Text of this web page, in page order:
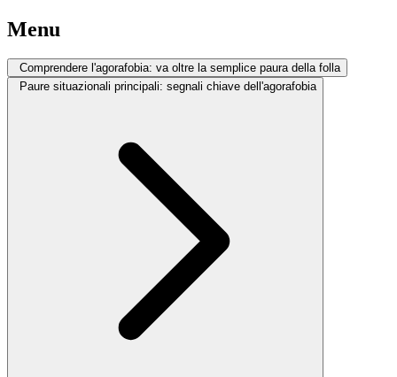
Menu
Comprendere l'agorafobia: va oltre la semplice paura della folla
Paure situazionali principali: segnali chiave dell'agorafobia